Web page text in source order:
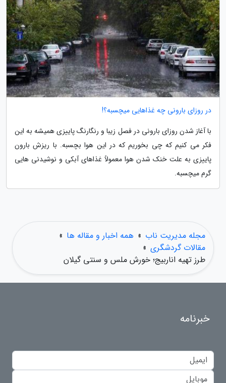
در روزای بارونی چه غذاهایی میچسبه؟!
با آغاز شدن روزای بارونی در فصل زیبا و رنگارنگ پاییزی همیشه به این
فکر می کنیم که چی بخوریم که در این هوا بچسبه. با ریزش بارون
پاییزی به علت خنک شدن هوا معمولاً غذاهای آبکی و نوشیدنی هایی
گرم میچسبه.
مجله مدیریت ناب » همه اخبار و مقاله ها »
مقالات گردشگری »
طرز تهیه اناربیج؛ خورش ملس و سنتی گیلان
خبرنامه